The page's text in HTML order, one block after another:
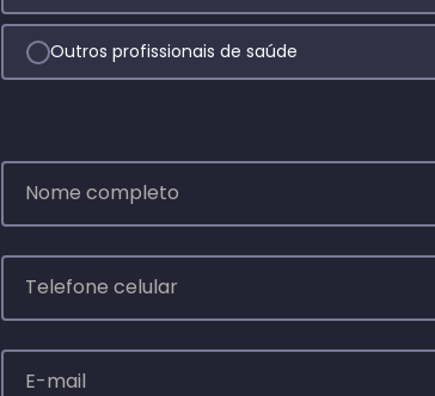
Outros profissionais de saúde
Nome completo
Telefone celular
E-mail